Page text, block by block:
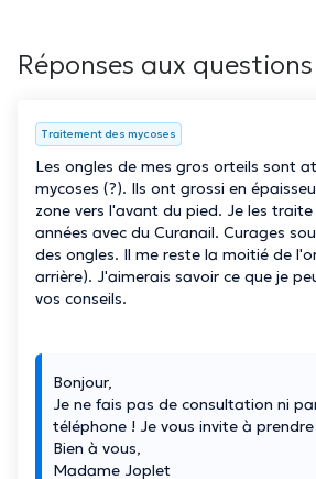
Réponses aux
Traitement des mycoses
Les ongles de mes gros orteils sont
mycoses (?). Ils ont grossi en
zone vers l'avant du pied. Je les
années avec du Curanail. Curages
des ongles. Il me reste la moitié de
arrière). J'aimerais savoir ce que je
vos conseils.
Bonjour,
Je ne fais pas de consultation ni
téléphone ! Je vous invite à prendre
Bien à vous,
Madame Joplet